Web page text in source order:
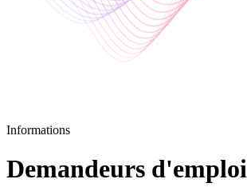
Informations
Demandeurs d'emploi